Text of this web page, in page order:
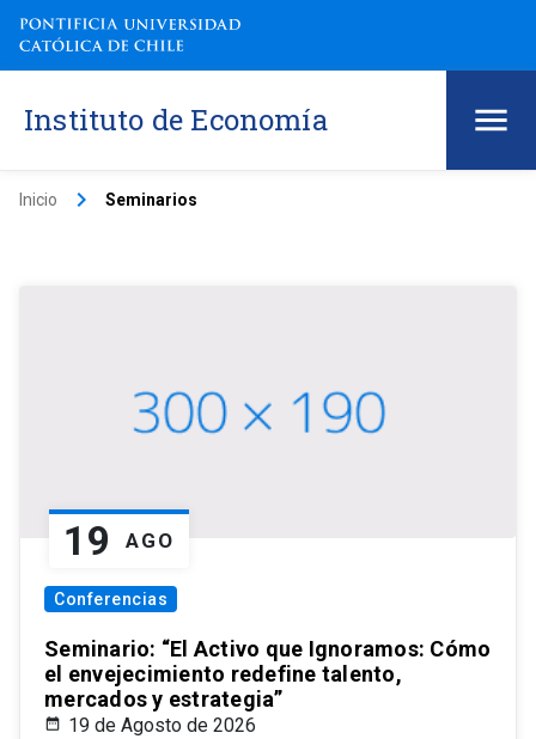
Instituto de Economía
Inicio keyboard_arrow_right Seminarios
19 AGO
Conferencias
Seminario: “El Activo que Ignoramos: Cómo
el envejecimiento redefine talento,
mercados y estrategia”
19 de Agosto de 2026